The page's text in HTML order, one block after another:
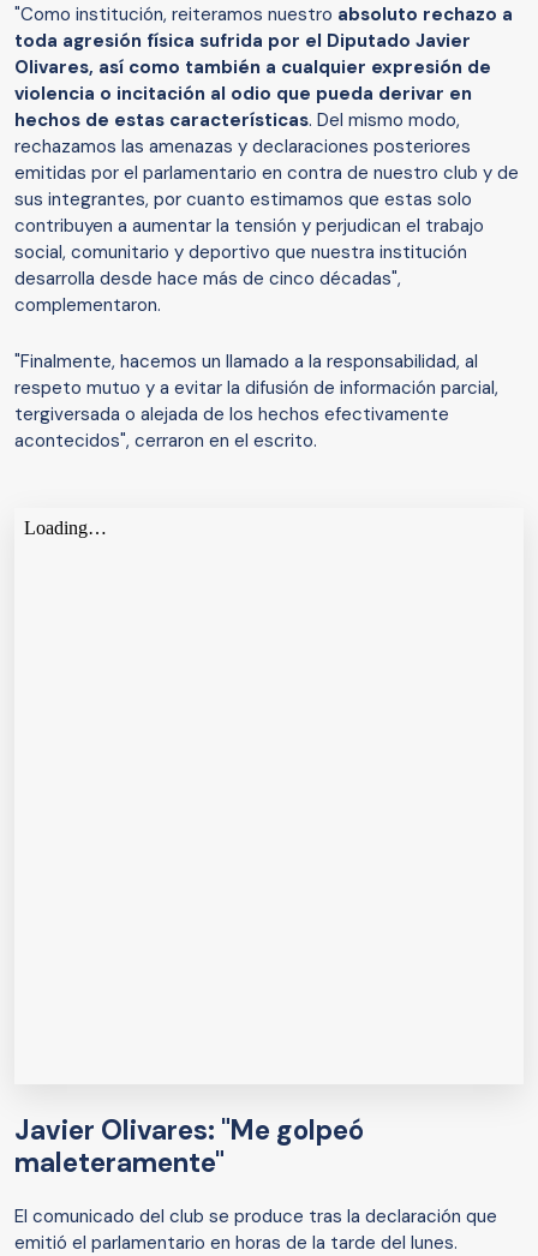
"Como institución, reiteramos nuestro absoluto rechazo a
toda agresión física sufrida por el Diputado Javier
Olivares, así como también a cualquier expresión de
violencia o incitación al odio que pueda derivar en
hechos de estas características. Del mismo modo,
rechazamos las amenazas y declaraciones posteriores
emitidas por el parlamentario en contra de nuestro club y de
sus integrantes, por cuanto estimamos que estas solo
contribuyen a aumentar la tensión y perjudican el trabajo
social, comunitario y deportivo que nuestra institución
desarrolla desde hace más de cinco décadas",
complementaron.
"Finalmente, hacemos un llamado a la responsabilidad, al
respeto mutuo y a evitar la difusión de información parcial,
tergiversada o alejada de los hechos efectivamente
acontecidos", cerraron en el escrito.
Javier Olivares: "Me golpeó
maleteramente"
El comunicado del club se produce tras la declaración que
emitió el parlamentario en horas de la tarde del lunes.